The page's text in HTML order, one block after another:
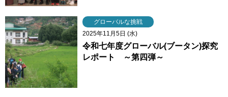
グローバルな挑戦
2025年11月5日 (水)
令和七年度グローバル(ブータン)探究
レポート ～第四弾～